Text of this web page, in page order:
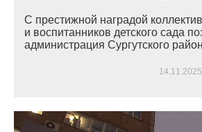
С престижной наградой коллектив
и воспитанников детского сада
администрация Сургутского